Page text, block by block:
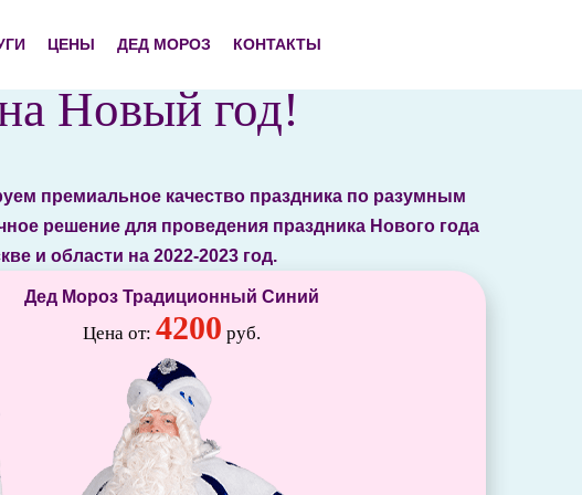
ЦЕНЫ ДЕД МОРОЗ КОНТАКТЫ
Новый год!
премиальное качество праздника по разумным
решение для проведения праздника Нового года
и области на 2022-2023 год.
Дед Мороз Традиционный Синий
Цена от: 4200 руб.